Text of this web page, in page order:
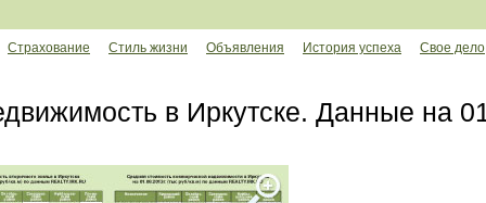
Страхование Стиль жизни Объявления История успеха Свое дело
в Иркутске. Данные на